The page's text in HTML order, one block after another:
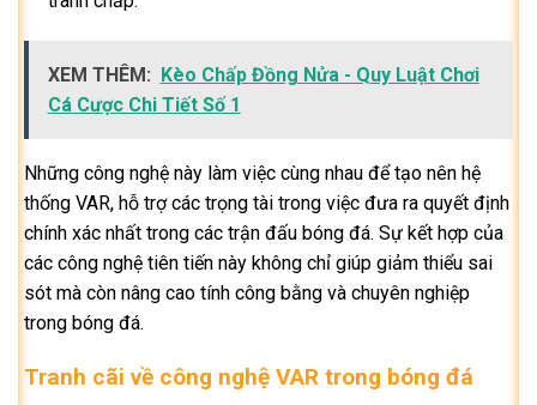
XEM THÊM: Kèo Chấp Đồng Nửa - Quy Luật Chơi
Cá Cược Chi Tiết Số 1
Những công nghệ này làm việc cùng nhau để tạo nên hệ
thống VAR, hỗ trợ các trọng tài trong việc đưa ra quyết định
chính xác nhất trong các trận đấu bóng đá. Sự kết hợp của
các công nghệ tiên tiến này không chỉ giúp giảm thiểu sai
sót mà còn nâng cao tính công bằng và chuyên nghiệp
trong bóng đá.
Tranh cãi về công nghệ VAR trong bóng đá